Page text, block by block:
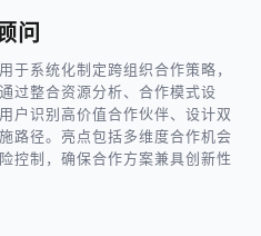
问
于系统化制定跨组织合作策略，
过整合资源分析、合作模式设
户识别高价值合作伙伴、设计双
路径。亮点包括多维度合作机会
控制，确保合作方案兼具创新性